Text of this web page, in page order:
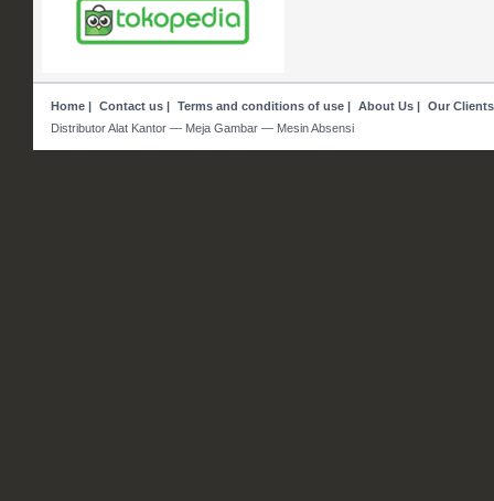
Home| Contact us| Terms and conditions of use| About Us| Our Clients
Distributor Alat Kantor — Meja Gambar — Mesin Absensi